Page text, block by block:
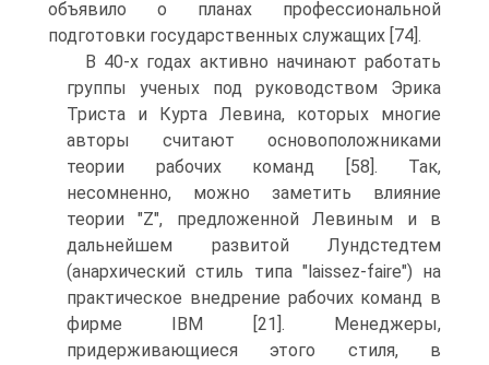
объявило о планах профессиональной
подготовки государственных служащих [74].
В 40-х годах активно начинают работать
группы ученых под руководством Эрика
Триста и Курта Левина, которых многие
авторы считают основоположниками
теории рабочих команд [58]. Так,
несомненно, можно заметить влияние
теории "Z", предложенной Левиным и в
дальнейшем развитой Лундстедтем
(анархический стиль типа "laissez-faire") на
практическое внедрение рабочих команд в
фирме IBM [21]. Менеджеры,
придерживающиеся этого стиля, в